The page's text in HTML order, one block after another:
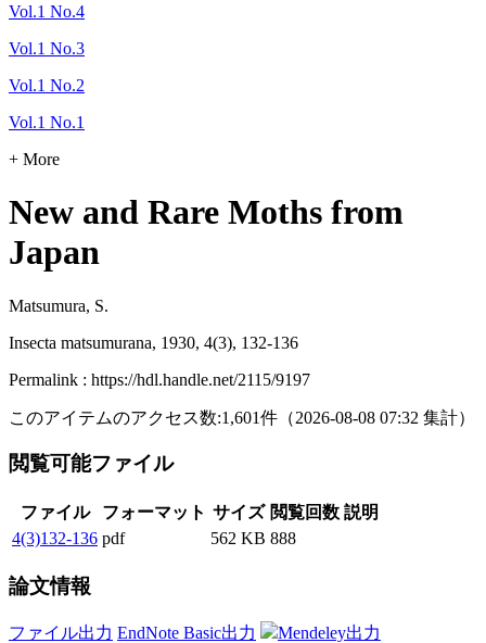
Vol.1 No.4
Vol.1 No.3
Vol.1 No.2
Vol.1 No.1
+ More
New and Rare Moths from
Japan
Matsumura, S.
Insecta matsumurana, 1930, 4(3), 132-136
Permalink : https://hdl.handle.net/2115/9197
このアイテムのアクセス数:1,601件 （2026-08-08 07:32 集計）
閲覧可能ファイル
ファイル フォーマット サイズ 閲覧回数 説明
4(3)132-136 pdf 562 KB 888
論文情報
ファイル出力 EndNote Basic出力 Mendeley出力